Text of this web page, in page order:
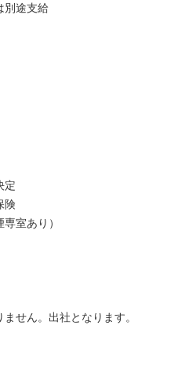
別途支給
定
険
室あり）
せん。出社となります。